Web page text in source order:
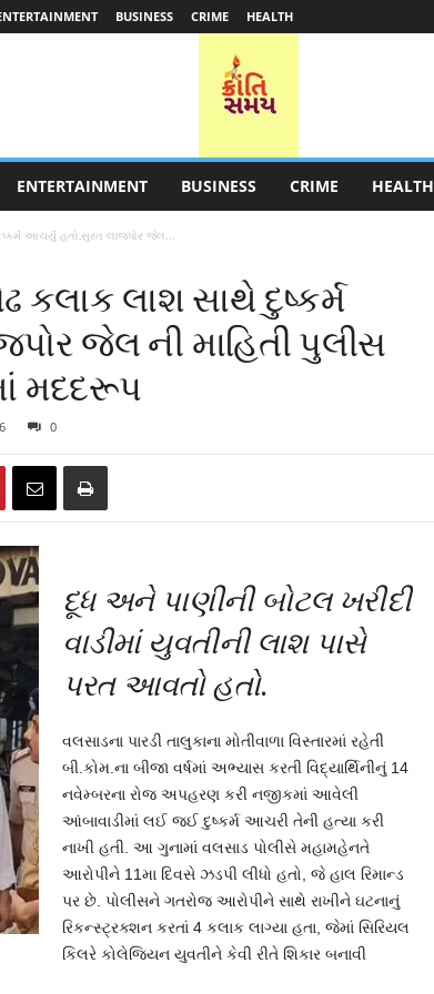
BUSINESS CRIME HEALTH
ENTERTAINMENT BUSINESS CRIME HEALTH
આચર્યું હતો,સુરત લાજપોર જેલ...
કલાક લાશ સાથે દુષ્કર્મ
જેલ ની માહિતી પુલીસ
મદદરૂપ
0
દૂધ અને પાણીની બોટલ ખરીદી
વાડીમાં યુવતીની લાશ પાસે
પરત આવતો હતો.
વલસાડના પારડી તાલુકાના મોતીવાળા વિસ્તારમાં રહેતી
બી.કોમ.ના બીજા વર્ષમાં અભ્યાસ કરતી વિદ્યાર્થિનીનું 14
નવેમ્બરના રોજ અપહરણ કરી નજીકમાં આવેલી
આંબાવાડીમાં લઈ જઈ દુષ્કર્મ આચરી તેની હત્યા કરી
નાખી હતી. આ ગુનામાં વલસાડ પોલીસે મહામહેનતે
આરોપીને 11મા દિવસે ઝડપી લીધો હતો, જે હાલ રિમાન્ડ
પર છે. પોલીસને ગતરોજ આરોપીને સાથે રાખીને ઘટનાનું
રિકન્સ્ટ્રક્શન કરતાં 4 કલાક લાગ્યા હતા, જેમાં સિરિયલ
કિલરે કોલેજિયન યુવતીને કેવી રીતે શિકાર બનાવી